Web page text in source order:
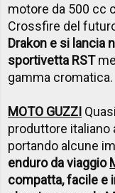
motore da 500 cc
Crossfire del
Drakon e si lancia
sportivetta RST
gamma cromatica.
MOTO GUZZI
produttore italiano
portando alcune
enduro da viaggio
compatta, facile e